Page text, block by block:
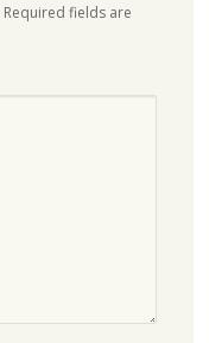
Required fields are